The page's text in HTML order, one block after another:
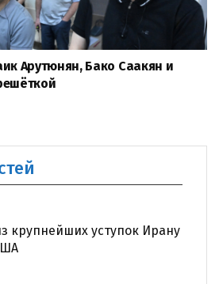
Арутюнян, Бако Саакян и
крупнейших уступок Ирану